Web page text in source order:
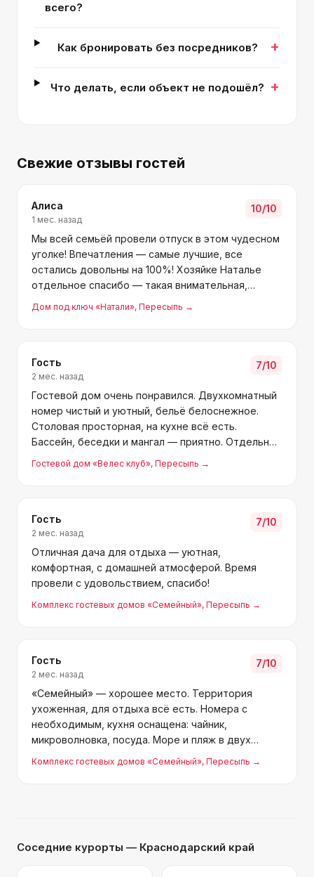
всего?
Как бронировать без посредников? +
Что делать, если объект не подошёл? +
Свежие отзывы гостей
Алиса
1 мес. назад
10/10
Мы всей семьёй провели отпуск в этом чудесном
уголке! Впечатления — самые лучшие, все
остались довольны на 100%! Хозяйке Наталье
отдельное спасибо — такая внимательная,
сияет чистотой, всё убрано, продумано до
Дом под ключ «Натали», Пересыпь →
Гость
2 мес. назад
7/10
Гостевой дом очень понравился. Двухкомнатный
номер чистый и уютный, бельё белоснежное.
Столовая просторная, на кухне всё есть.
Бассейн, беседки и мангал — приятно. Отдельное
место для сушки вещей. В холле и номерах
красивые картины — глаз радуют. Администратор
Гостевой дом «Велес клуб», Пересыпь →
Гость
2 мес. назад
7/10
Отличная дача для отдыха — уютная,
комфортная, с домашней атмосферой. Время
провели с удовольствием, спасибо!
Комплекс гостевых домов «Семейный», Пересыпь →
Гость
2 мес. назад
7/10
«Семейный» — хорошее место. Территория
ухоженная, для отдыха всё есть. Номера с
необходимым, кухня оснащена: чайник,
микроволновка, посуда. Море и пляж в двух
шагах. Инесса нас встретила, всё подробно
объяснила — отдельное спасибо. Рекомендую,
Комплекс гостевых домов «Семейный», Пересыпь →
Соседние курорты — Краснодарский край